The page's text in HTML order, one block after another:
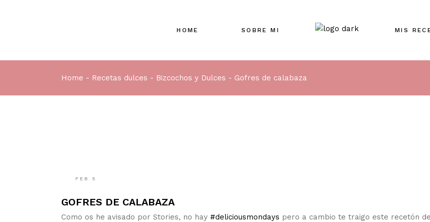
HOME SOBRE MI MIS
Home Recetas dulces Bizcochos y Dulces Gofres de calabaza
FEB 5
GOFRES DE CALABAZA
Como os he avisado por Stories, no hay #deliciousmondays pero a cambio te traigo este recetón